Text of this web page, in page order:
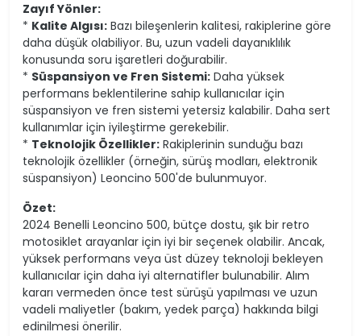
Zayıf Yönler:
* Kalite Algısı: Bazı bileşenlerin kalitesi, rakiplerine göre
daha düşük olabiliyor. Bu, uzun vadeli dayanıklılık
konusunda soru işaretleri doğurabilir.
* Süspansiyon ve Fren Sistemi: Daha yüksek
performans beklentilerine sahip kullanıcılar için
süspansiyon ve fren sistemi yetersiz kalabilir. Daha sert
kullanımlar için iyileştirme gerekebilir.
* Teknolojik Özellikler: Rakiplerinin sunduğu bazı
teknolojik özellikler (örneğin, sürüş modları, elektronik
süspansiyon) Leoncino 500'de bulunmuyor.
Özet:
2024 Benelli Leoncino 500, bütçe dostu, şık bir retro
motosiklet arayanlar için iyi bir seçenek olabilir. Ancak,
yüksek performans veya üst düzey teknoloji bekleyen
kullanıcılar için daha iyi alternatifler bulunabilir. Alım
kararı vermeden önce test sürüşü yapılması ve uzun
vadeli maliyetler (bakım, yedek parça) hakkında bilgi
edinilmesi önerilir.